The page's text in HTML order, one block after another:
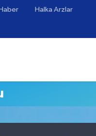
Halka Arzlar